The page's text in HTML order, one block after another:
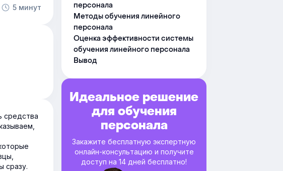
5 минут
средства
сразу.
персонала
Методы обучения линейного
персонала
Оценка эффективности системы
обучения линейного персонала
Вывод
Идеальное решение
для обучения
персонала
Закажите бесплатную экспертную
онлайн-консультацию и получите
доступ на 14 дней бесплатно!